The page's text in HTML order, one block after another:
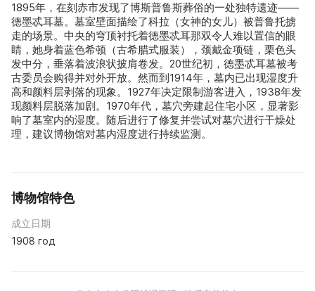
1895年，在刻赤市发现了博斯普鲁斯葬俗的一处独特遗迹——
德墨忒耳墓。墓室壁面描绘了科拉（女神的女儿）被普鲁托掳
走的场景。中央的穹顶衬托着德墨忒耳那双令人难以置信的眼
睛，她身着蓝色希顿（古希腊式服装），颈戴金项链，栗色头
发中分，垂落着波浪状披肩卷发。20世纪初，德墨忒耳墓被考
古委员会购得并对外开放。然而到1914年，墓内已出现湿度升
高和颜料层剥落的现象。1927年决定限制游客进入，1938年发
现颜料层脱落加剧。1970年代，墓穴旁建起住宅小区，显著影
响了墓室内的湿度。随后进行了修复并尝试对墓穴进行干燥处
理，建议博物馆对墓内湿度进行持续监测。
博物馆特色
成立日期
1908 год